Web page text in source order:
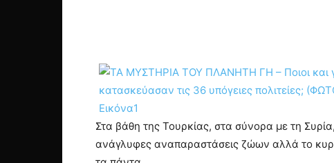
Στα βάθη της Τουρκίας, στα σύνορα με τη
ανάγλυφες αναπαραστάσεις ζώων αλλά το